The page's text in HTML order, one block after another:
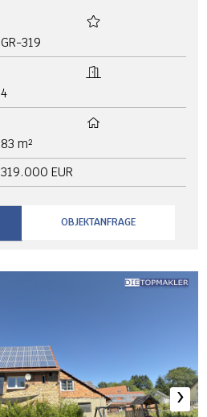
GR-319
4
83 m²
319.000 EUR
OBJEKTANFRAGE
›